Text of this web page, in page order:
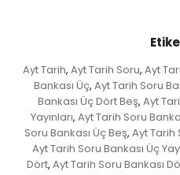
Ayt Tarih, Ayt Tarih Soru, Ayt
Bankası Üç, Ayt Tarih Soru
Bankası Üç Dört Beş, Ayt
Yayınları, Ayt Tarih Soru
Soru Bankası Üç Beş, Ayt Tarih
Ayt Tarih Soru Bankası Üç
Dört, Ayt Tarih Soru Bankası